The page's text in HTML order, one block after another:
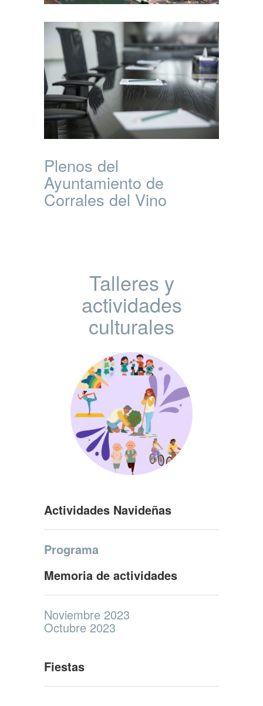
Plenos del
Ayuntamiento de
Corrales del Vino
Talleres y
actividades
culturales
Actividades Navideñas
Programa
Memoria de actividades
Noviembre 2023
Octubre 2023
Fiestas